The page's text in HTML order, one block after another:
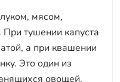
мясом,
тушении капуста
а при квашении
Это один из
овощей.